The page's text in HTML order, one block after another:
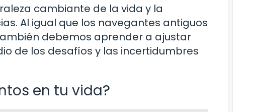
cambiante de la vida y la
Al igual que los navegantes antiguos
debemos aprender a ajustar
de los desafíos y las incertidumbres
en tu vida?